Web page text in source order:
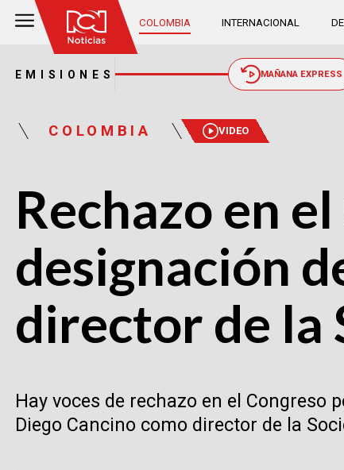
COLOMBIA INTERNACIONAL
EMISIONES MAÑANA EXPRESS
COLOMBIA VIDEO
Rechazo en
designación
director de la
Hay voces de rechazo en el Congreso
Diego Cancino como director de la